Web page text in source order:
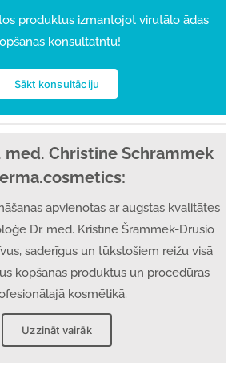
produktus izmantojot virutālo ādas
konsultatntu!
Sākt konsultāciju
med. Christine Schrammek
apvienotas ar augstas kvalitātes
Dr. med. Kristīne Šrammek-Drusio
saderīgus un tūkstošiem reižu visā
kopšanas produktus un procedūras
kosmētikā.
Uzzināt vairāk